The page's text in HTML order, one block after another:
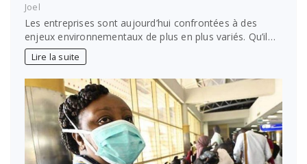
Joel
Les entreprises sont aujourd’hui confrontées à des
enjeux environnementaux de plus en plus variés. Qu’il…
Lire la suite